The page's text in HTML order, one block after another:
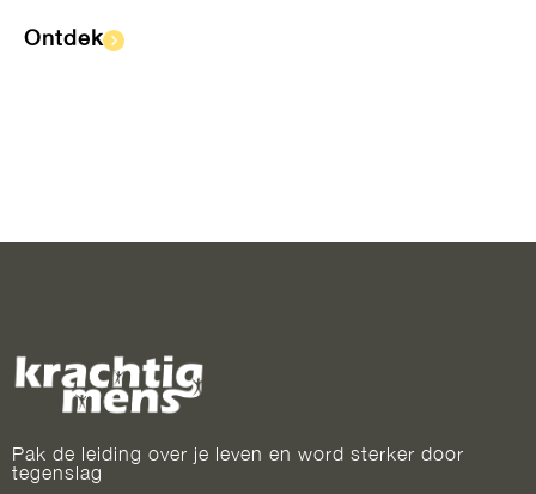
Ontdek​
Pak de leiding over je leven en word sterker door
tegenslag